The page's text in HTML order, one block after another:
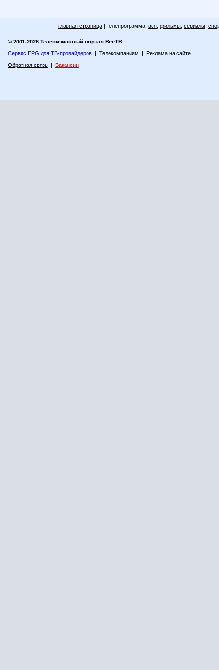
главная страница | телепрограмма: вся фильмы сериалы
© 2001-2026 Телевизионный портал ВсёТВ
Сервис EPG для ТВ-провайдеров | Телекомпаниям | Реклама на сайте
Обратная связь | Вакансии